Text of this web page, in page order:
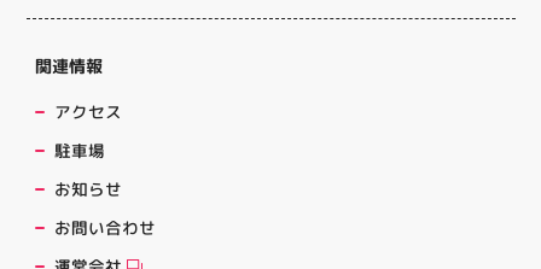
関連情報
アクセス
駐車場
お知らせ
お問い合わせ